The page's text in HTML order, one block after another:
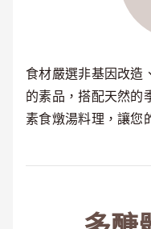
食材嚴選非基因改造
的素品，搭配天然的
素食燉湯料理，讓您